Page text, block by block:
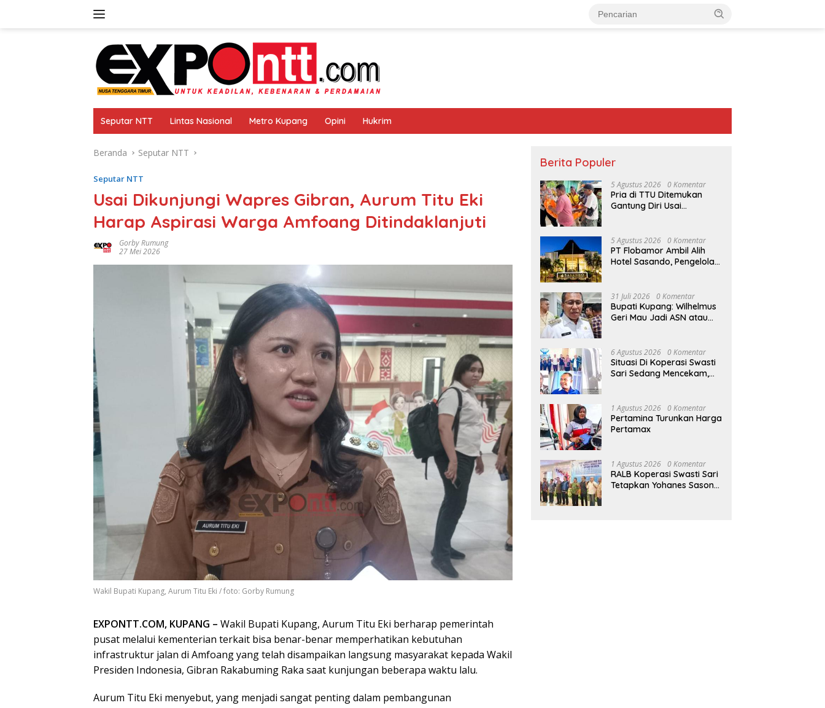
Seputar NTT Lintas Nasional Metro Kupang Opini Hukrim
Beranda Seputar NTT
Seputar NTT
Usai Dikunjungi Wapres Gibran, Aurum Titu Eki
Harap Aspirasi Warga Amfoang Ditindaklanjuti
Gorby Rumung
27 Mei 2026
Wakil Bupati Kupang, Aurum Titu Eki / foto: Gorby Rumung
EXPONTT.COM, KUPANG – Wakil Bupati Kupang, Aurum Titu Eki berharap pemerintah
pusat melalui kementerian terkait bisa benar-benar memperhatikan kebutuhan
infrastruktur jalan di Amfoang yang telah disampaikan langsung masyarakat kepada Wakil
Presiden Indonesia, Gibran Rakabuming Raka saat kunjungan beberapa waktu lalu.
Aurum Titu Eki menyebut, yang menjadi sangat penting dalam pembangunan
Berita Populer
5 Agustus 2026 0 Komentar
Pria di TTU Ditemukan
Gantung Diri Usai
5 Agustus 2026 0 Komentar
PT Flobamor Ambil Alih
Hotel Sasando, Pengelola
Pemprov NTT
31 Juli 2026 0 Komentar
Bupati Kupang: Wilhelmus
Geri Mau Jadi ASN atau
6 Agustus 2026 0 Komentar
Situasi Di Koperasi Swasti
Sari Sedang Mencekam,
1 Agustus 2026 0 Komentar
Pertamina Turunkan Harga
Pertamax
1 Agustus 2026 0 Komentar
RALB Koperasi Swasti Sari
Tetapkan Yohanes Sason